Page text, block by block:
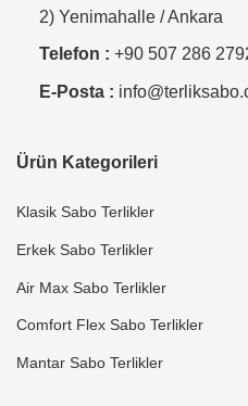
2) Yenimahalle / Ankara
Telefon : +90 507 286
E-Posta :
Ürün Kategorileri
Klasik Sabo Terlikler
Erkek Sabo Terlikler
Air Max Sabo Terlikler
Comfort Flex Sabo Terlikler
Mantar Sabo Terlikler